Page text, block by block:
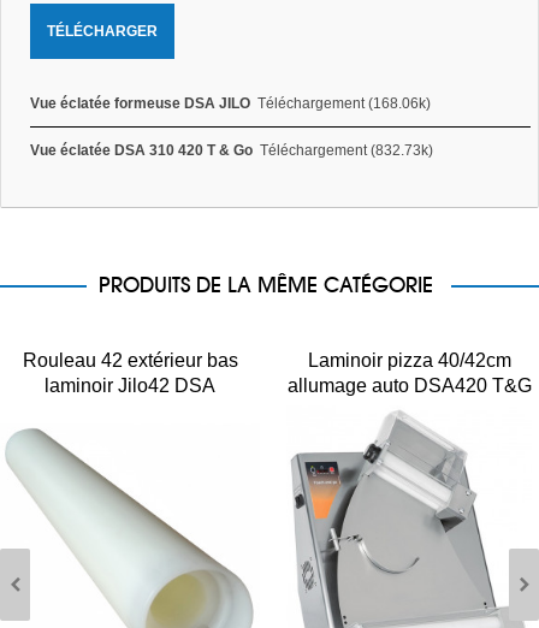
TÉLÉCHARGER
Vue éclatée formeuse DSA JILO Téléchargement (168.06k)
Vue éclatée DSA 310 420 T & Go Téléchargement (832.73k)
PRODUITS DE LA MÊME CATÉGORIE
Rouleau 42 extérieur bas
laminoir Jilo42 DSA
Laminoir pizza 40/42cm
allumage auto DSA420 T&G
NEW